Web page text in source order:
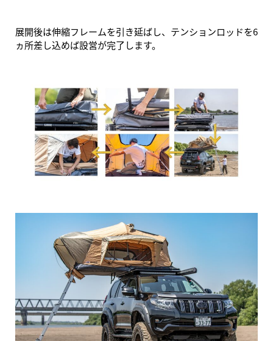
展開後は伸縮フレームを引き延ばし、テンションロッドを6
ヵ所差し込めば設営が完了します。